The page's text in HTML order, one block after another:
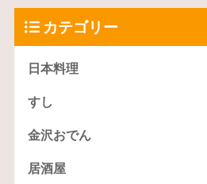
カテゴリー
日本料理
すし
金沢おでん
居酒屋